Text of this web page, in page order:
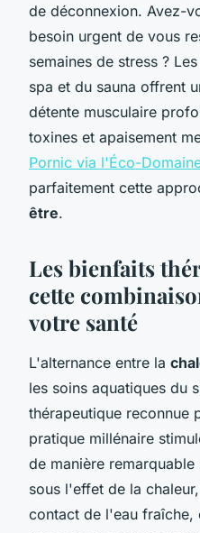
de déconnexion. Avez-
besoin urgent de vous
semaines de stress ?
spa et du sauna offrent
détente musculaire
toxines et apaisement
Pornic via l'Éco-
parfaitement cette
être.
Les bienfaits
cette
votre santé
L'alternance entre la
les soins aquatiques du
thérapeutique reconnue
pratique millénaire
de manière
sous l'effet de la
contact de l'eau fraîche,